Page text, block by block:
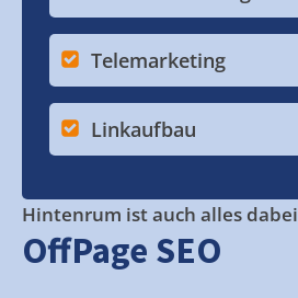
Telemarketing
Linkaufbau
Hintenrum ist auch alles dabei
OffPage SEO